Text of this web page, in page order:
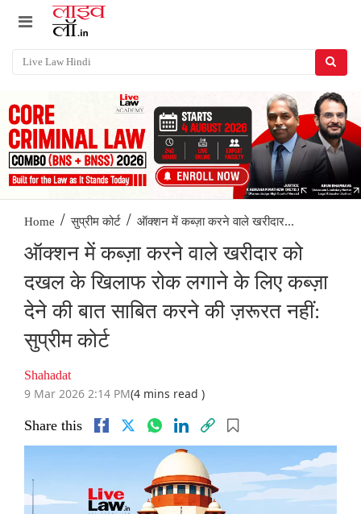
Home / सुप्रीम कोर्ट / ऑक्शन में कब्ज़ा करने वाले खरीदार...
ऑक्शन में कब्ज़ा करने वाले खरीदार को
दखल के खिलाफ रोक लगाने के लिए कब्ज़ा
देने की बात साबित करने की ज़रूरत नहीं:
सुप्रीम कोर्ट
Shahadat
9 Mar 2026 2:14 PM(4 mins read )
Share this